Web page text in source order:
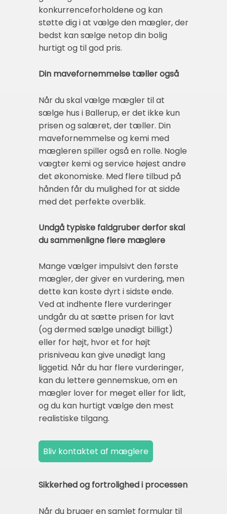
konkurrenceforholdene og kan
støtte dig i at vælge den mægler, der
bedst kan sælge netop din bolig
hurtigt og til god pris.
Din mavefornemmelse tæller også
Når du skal vælge mægler til at
sælge hus i Ballerup, er det ikke kun
prisen og salæret, der tæller. Din
mavefornemmelse og kemi med
mægleren spiller også en rolle. Nogle
vægter kemi og service højest andre
det økonomiske. Med flere tilbud på
hånden får du mulighed for at sidde
med det perfekte overblik.
Undgå typiske faldgruber derfor skal
du sammenligne flere mæglere
Mange vælger impulsivt den første
mægler, der giver en vurdering, men
dette kan koste dyrt i sidste ende.
Ved at indhente flere vurderinger
undgår du at sætte prisen for lavt
(og dermed sælge unødigt billigt)
eller for højt, hvor et for højt
prisniveau kan give unødigt lang
liggetid. Når du har flere vurderinger,
kan du lettere gennemskue, om en
mægler lover for meget eller for lidt,
og du kan hurtigt vælge den mest
realistiske tilgang.
Sikkerhed og fortrolighed i processen
Når du bruger en samlet formular til